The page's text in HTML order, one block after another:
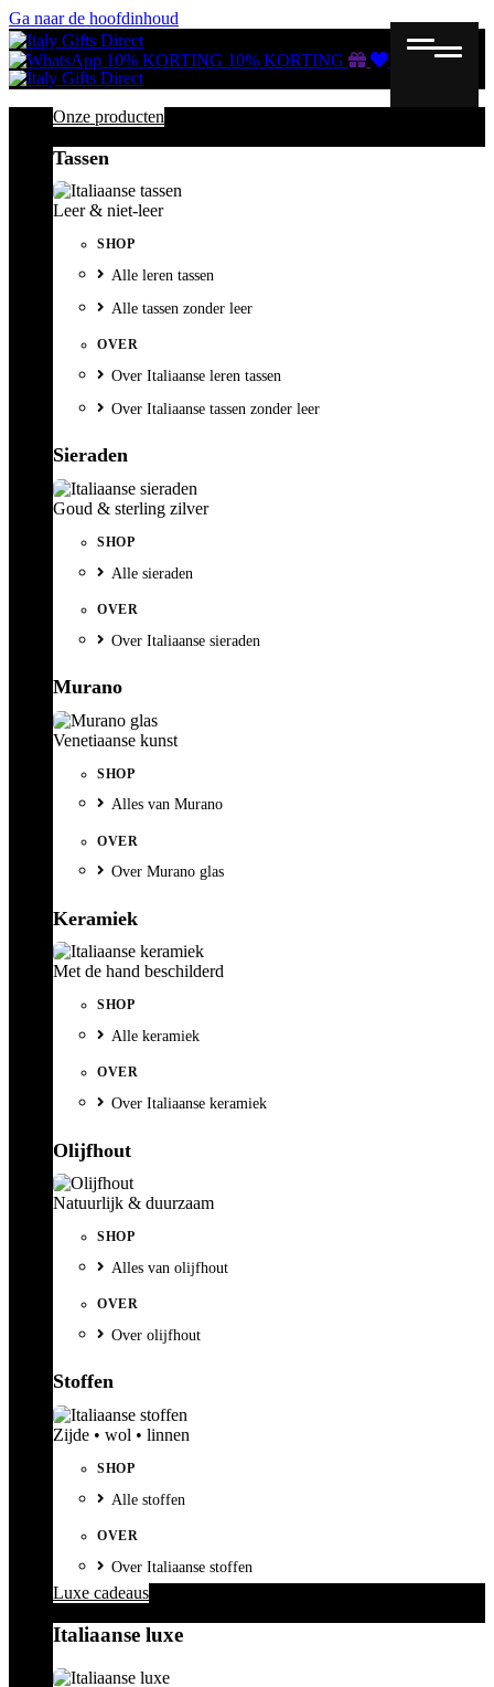
Ga naar de hoofdinhoud
10% KORTING 10% KORTING Gutscheine
Wunschliste
Warenkorb
Onze producten
Tassen
Leer & niet-leer
SHOP
Alle leren tassen
Alle tassen zonder leer
OVER
Over Italiaanse leren tassen
Over Italiaanse tassen zonder leer
Sieraden
Goud & sterling zilver
SHOP
Alle sieraden
OVER
Over Italiaanse sieraden
Murano
Venetiaanse kunst
SHOP
Alles van Murano
OVER
Over Murano glas
Keramiek
Met de hand beschilderd
SHOP
Alle keramiek
OVER
Over Italiaanse keramiek
Olijfhout
Natuurlijk & duurzaam
SHOP
Alles van olijfhout
OVER
Over olijfhout
Stoffen
Zijde • wol • linnen
SHOP
Alle stoffen
OVER
Over Italiaanse stoffen
Luxe cadeaus
Italiaanse luxe